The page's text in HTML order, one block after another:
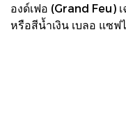
องด์เฟอ (Grand Feu)
หรือสีน้ำเงิน เบลอ แซ